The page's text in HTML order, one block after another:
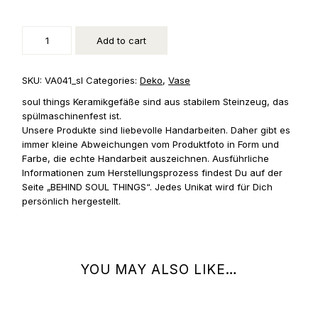
Add to cart
SKU: VA041_sl Categories: Deko, Vase
soul things Keramikgefäße sind aus stabilem Steinzeug, das
spülmaschinenfest ist.
Unsere Produkte sind liebevolle Handarbeiten. Daher gibt es
immer kleine Abweichungen vom Produktfoto in Form und
Farbe, die echte Handarbeit auszeichnen. Ausführliche
Informationen zum Herstellungsprozess findest Du auf der
Seite „BEHIND SOUL THINGS“. Jedes Unikat wird für Dich
persönlich hergestellt.
YOU MAY ALSO LIKE…